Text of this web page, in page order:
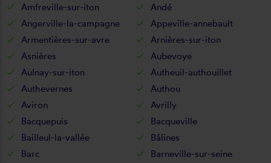
Amfreville-sur-iton
Andé
Angerville-la-campagne
Appeville-annebault
Armentières-sur-avre
Arnières-sur-iton
Asnières
Aubevoye
Aulnay-sur-iton
Autheuil-authouillet
Authevernes
Authou
Aviron
Avrilly
Bacquepuis
Bacqueville
Bailleul-la-vallée
Bâlines
Barc
Barneville-sur-seine